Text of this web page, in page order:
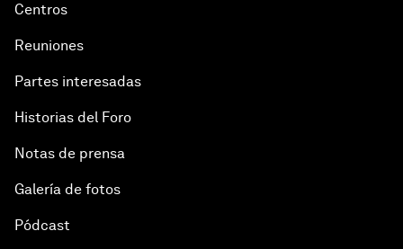
Centros
Reuniones
Partes interesadas
Historias del Foro
Notas de prensa
Galería de fotos
Pódcast